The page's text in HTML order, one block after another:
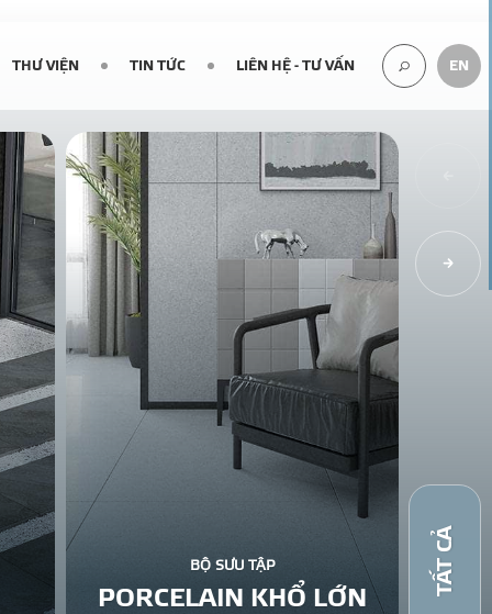
THƯ VIỆN TIN TỨC LIÊN HỆ - TƯ VẤN EN
BỘ SƯU TẬP
PORCELAIN KHỔ LỚN
TẤT CẢ